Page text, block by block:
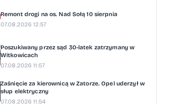
Remont drogi na os. Nad Sołą 10 sierpnia
07.08.2026 12:57
Poszukiwany przez sąd 30-latek zatrzymany w
Witkowicach
07.08.2026 11:57
Zaśnięcie za kierownicą w Zatorze. Opel uderzył w
słup elektryczny
07.08.2026 11:54